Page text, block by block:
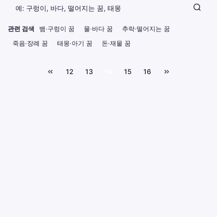
관련 검색 뱀·구렁이 꿈 물·바다 꿈
추락·떨어지는 꿈
죽음·장례 꿈
태몽·아기 꿈 돈·재물 꿈
12 13 15 16